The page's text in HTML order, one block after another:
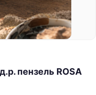
пензель ROSA